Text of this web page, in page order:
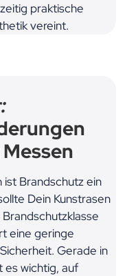
praktische
vereint.
Brandschutz ein
Dein Kunstrasen
eine geringe
Gerade in
es wichtig, auf